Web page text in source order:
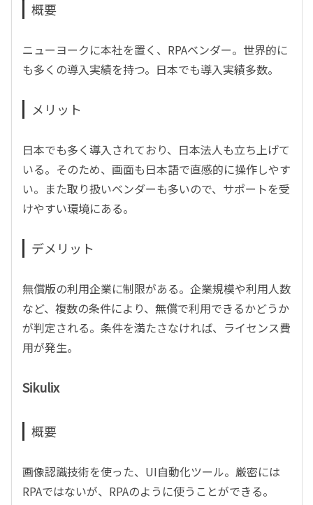
概要
ニューヨークに本社を置く、RPAベンダー。世界的に
も多くの導入実績を持つ。日本でも導入実績多数。
メリット
日本でも多く導入されており、日本法人も立ち上げて
いる。そのため、画面も日本語で直感的に操作しやす
い。また取り扱いベンダーも多いので、サポートを受
けやすい環境にある。
デメリット
無償版の利用企業に制限がある。企業規模や利用人数
など、複数の条件により、無償で利用できるかどうか
が判定される。条件を満たさなければ、ライセンス費
用が発生。
Sikulix
概要
画像認識技術を使った、UI自動化ツール。厳密には
RPAではないが、RPAのように使うことができる。